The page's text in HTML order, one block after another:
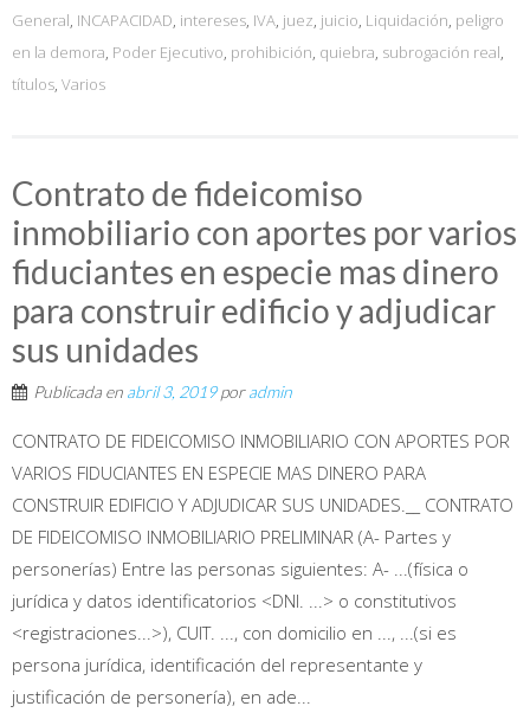
General, INCAPACIDAD, intereses, IVA, juez, juicio, Liquidación, peligro
en la demora, Poder Ejecutivo, prohibición, quiebra, subrogación real,
títulos, Varios
Contrato de fideicomiso
inmobiliario con aportes por varios
fiduciantes en especie mas dinero
para construir edificio y adjudicar
sus unidades
Publicada en abril 3, 2019poradmin
CONTRATO DE FIDEICOMISO INMOBILIARIO CON APORTES POR
VARIOS FIDUCIANTES EN ESPECIE MAS DINERO PARA
CONSTRUIR EDIFICIO Y ADJUDICAR SUS UNIDADES.__ CONTRATO
DE FIDEICOMISO INMOBILIARIO PRELIMINAR (A- Partes y
personerías) Entre las personas siguientes: A- ...(física o
jurídica y datos identificatorios <DNI. ...> o constitutivos
<registraciones...>), CUIT. ..., con domicilio en ..., ...(si es
persona jurídica, identificación del representante y
justificación de personería), en ade...